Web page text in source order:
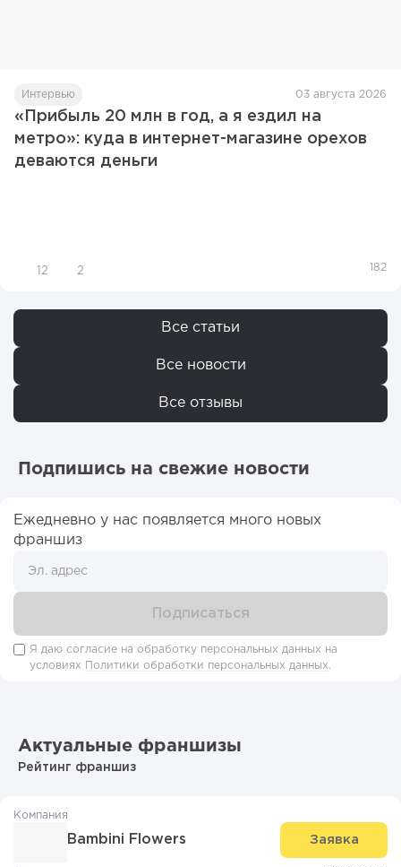
Интервью 03 августа 2026
«Прибыль 20 млн в год, а я ездил на
метро»: куда в интернет-магазине орехов
деваются деньги
12 2 182
Все статьи
Все новости
Все отзывы
Подпишись на свежие новости
Ежедневно у нас появляется много новых
франшиз
Я даю согласие на обработку персональных данных на
условиях
Политики обработки персональных данных.
Актуальные франшизы
Рейтинг франшиз
Компания
Bambini Flowers Заявка